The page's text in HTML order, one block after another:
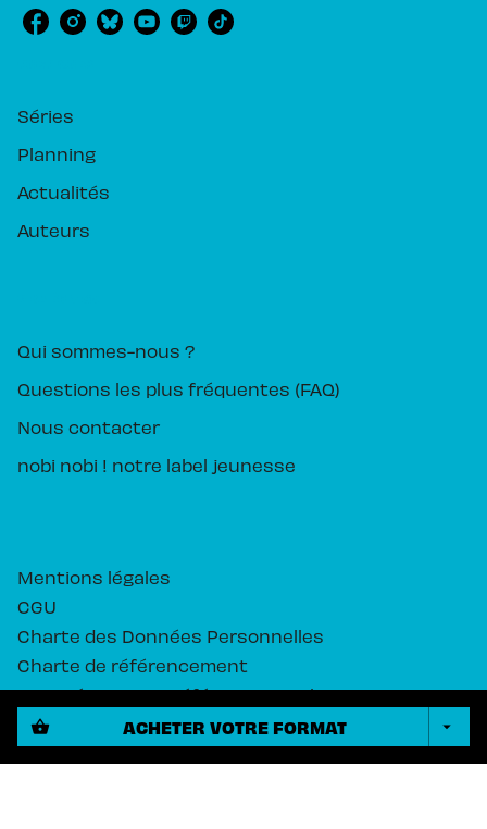
shopping_basket ACHETER VOTRE FORMAT arrow_drop_down
Séries
Planning
Actualités
Auteurs
Qui sommes-nous ?
Questions les plus fréquentes (FAQ)
Nous contacter
nobi nobi ! notre label jeunesse
Mentions légales
CGU
Charte des Données Personnelles
Charte de référencement
Paramétrez vos préférences cookies